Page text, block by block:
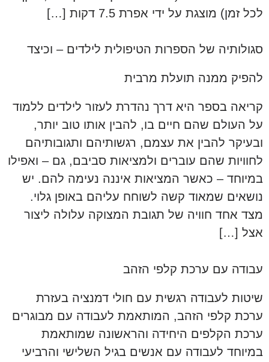
לכל זמן) מוצגת על ידי אפרת 7.5 דקות […]
סגולותיה של הספרות הטיפולית לילדים – וכיצד
להפיק ממנה תועלת מרבית
קריאה בספר היא דרך נהדרת לעזור לילדים ללמוד
על העולם שהם חיים בו, להבין אותו טוב יותר,
ובעיקר להבין את עצמם, רגשותיהם ותגובותיהם
לחוויות שהם עוברים ולמציאות סביבם, גם – ואפילו
במיוחד – כאשר המציאות איננה נעימה להם. יש
נושאים שמאוד קשה לשוחח עליהם באופן גלוי.
מצד אחד חוויה של תגובת המצוקה עלולה ליצור
אצל […]
עבודה עם ערכת קלפי הזהב
שיטות לעבודה רגשית עם חולי דמנציה בעזרת
ערכת קלפי הזהב, המותאמת לעבודה עם מבוגרים
ערכת הקלפים היחידה והראשונה שמותאמת
במיוחד לעבודה עם אנשים בגיל השלישי והרביעי